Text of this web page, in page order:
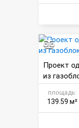
Проект
из
площадь:
139.59 м²